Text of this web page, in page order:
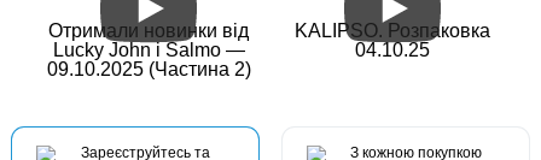
Отримали новинки від
Lucky John і Salmo —
09.10.2025 (Частина 2)
KALIPSO. Розпаковка
04.10.25